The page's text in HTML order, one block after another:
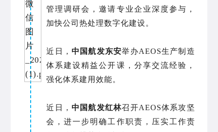
管理调研会，邀请专业企业深度参与，
加快公司热处理数字化建设。
近日，中国航发东安举办AEOS生产制造
体系建设精益公开课，分享交流经验，
强化体系建用效能。
近日，中国航发红林召开AEOS体系攻坚
会，进一步明确工作职责，压实工作责